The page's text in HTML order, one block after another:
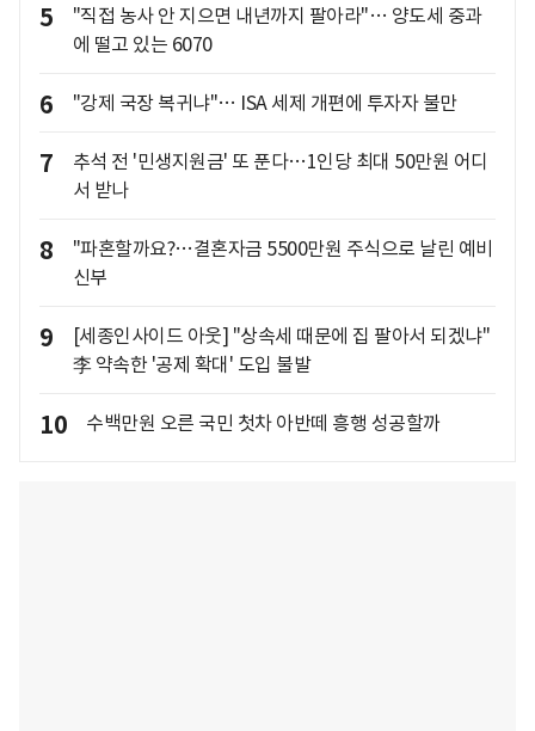
5
"직접 농사 안 지으면 내년까지 팔아라"… 양도세 중과
에 떨고 있는 6070
6 "강제 국장 복귀냐"… ISA 세제 개편에 투자자 불만
7
추석 전 '민생지원금' 또 푼다…1인당 최대 50만원 어디
서 받나
8
"파혼할까요?…결혼자금 5500만원 주식으로 날린 예비
신부
9
[세종인사이드 아웃] "상속세 때문에 집 팔아서 되겠냐"
李 약속한 '공제 확대' 도입 불발
10 수백만원 오른 국민 첫차 아반떼 흥행 성공할까